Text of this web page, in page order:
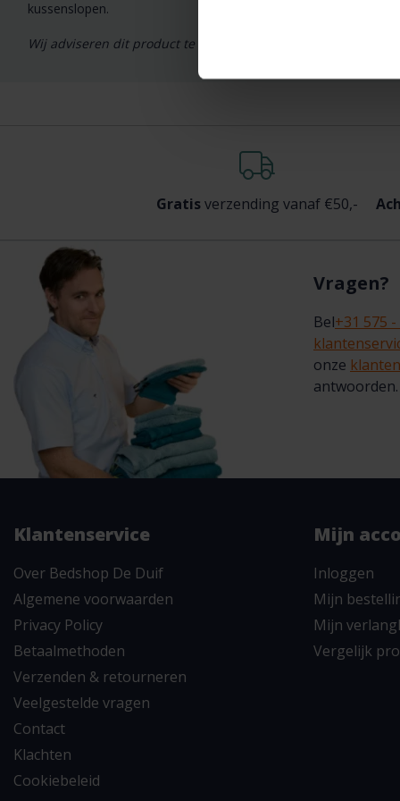
kussenslopen.
Wij adviseren dit product te wassen voor het eerste gebruik,
Gratisverzending vanaf €50,-
Vragen?
Bel+31 575
onze
antwoorden.
Klantenservice
Over Bedshop De Duif
Algemene voorwaarden
Privacy Policy
Betaalmethoden
Verzenden & retourneren
Veelgestelde vragen
Contact
Klachten
Cookiebeleid
Mijn
Inloggen
Mijn
Mijn
Vergelijk